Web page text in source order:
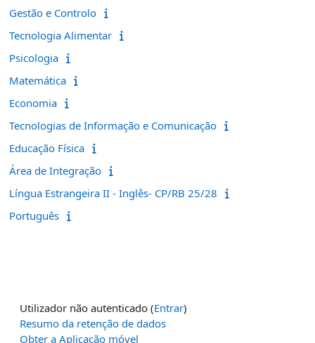
Gestão e Controlo
Tecnologia Alimentar
Psicologia
Matemática
Economia
Tecnologias de Informação e Comunicação
Educação Física
Área de Integração
Língua Estrangeira II - Inglês- CP/RB 25/28
Português
Utilizador não autenticado (Entrar)
Resumo da retenção de dados
Obter a Aplicação móvel